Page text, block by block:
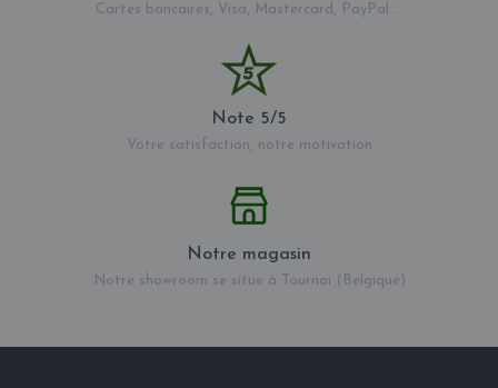
Cartes bancaires, Visa, Mastercard, PayPal ...
Note 5/5
Votre satisfaction, notre motivation
Notre magasin
Notre showroom se situe à Tournai (Belgique)